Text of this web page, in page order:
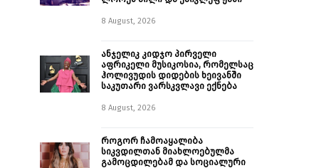
8 August, 2026
ანჯელიკ კიდჯო პირველი
აფრიკელი მუსიკოსია, რომელსაც
ჰოლივუდის დიდების ხეივანში
საკუთარი ვარსკვლავი ექნება
8 August, 2026
როგორ ჩამოაყალიბა
სიკვდილთან მიახლოებულმა
გამოცდილებამ და სოციალური